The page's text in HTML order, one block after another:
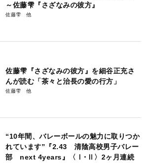
～佐藤雫『さざなみの彼方』
佐藤雫
佐藤雫『さざなみの彼方』を細谷正充さ
んが読む「茶々と治長の愛の行方」
佐藤雫
“10年間、バレーボールの魅力に取りつか
れています”『2.43 清陰高校男子バレー
部 next 4years』〈Ⅰ･Ⅱ〉2ヶ月連続